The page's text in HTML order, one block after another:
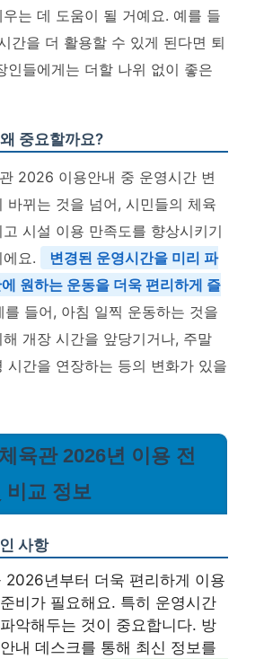
는 데 도움이 될 거예요. 예를 들
간을 더 활용할 수 있게 된다면 퇴
인들에게는 더할 나위 없이 좋은
중요할까요?
2026 이용안내 중 운영시간 변
바뀌는 것을 넘어, 시민들의 체육
시설 이용 만족도를 향상시키기
요.
변경된 운영시간을 미리 파
원하는 운동을 더욱 편리하게 즐
를 들어, 아침 일찍 운동하는 것을
개장 시간을 앞당기거나, 주말
시간을 연장하는 등의 변화가 있을
육관 2026년 이용 전
비교 정보
사항
2026년부터 더욱 편리하게 이용
비가 필요해요. 특히 운영시간
악해두는 것이 중요합니다. 방
내 데스크를 통해 최신 정보를